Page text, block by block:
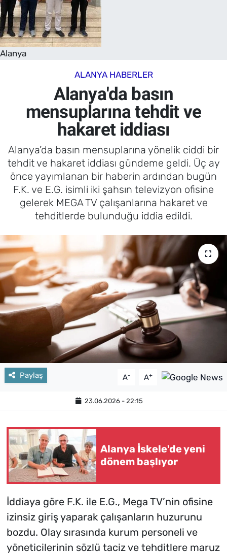
Alanya
ALANYA HABERLER
Alanya'da basın
mensuplarına tehdit ve
hakaret iddiası
Alanya’da basın mensuplarına yönelik ciddi bir
tehdit ve hakaret iddiası gündeme geldi. Üç ay
önce yayımlanan bir haberin ardından bugün
F.K. ve E.G. isimli iki şahsın televizyon ofisine
gelerek MEGA TV çalışanlarına hakaret ve
tehditlerde bulunduğu iddia edildi.
Paylaş A- A+
23.06.2026 - 22:15
Alanya İskele'de yeni
dönem başlıyor
İddiaya göre F.K. ile E.G., Mega TV’nin ofisine
izinsiz giriş yaparak çalışanların huzurunu
bozdu. Olay sırasında kurum personeli ve
yöneticilerinin sözlü taciz ve tehditlere maruz